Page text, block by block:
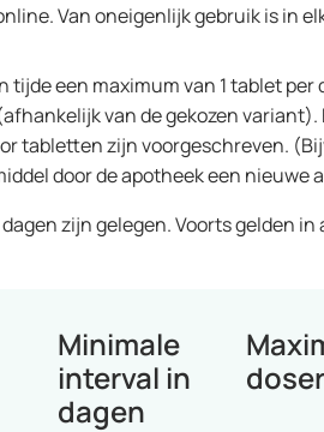
Van oneigenlijk gebruik is in
een maximum van 1 tablet
van de gekozen
tabletten zijn voorgeschreven.
door de apotheek een
zijn gelegen. Voorts gelden
Minimale
interval in
dagen